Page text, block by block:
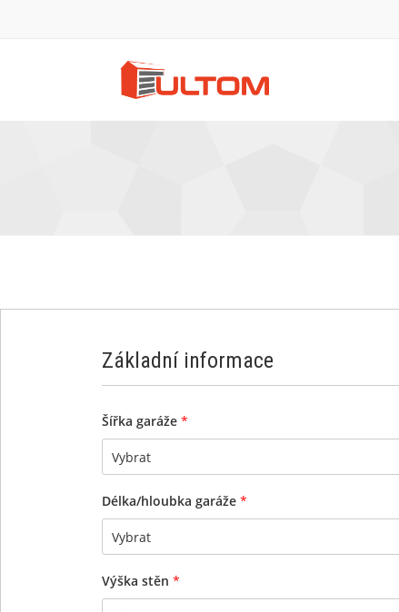
Základní informace
Šířka garáže *
Délka/hloubka garáže *
Výška stěn *